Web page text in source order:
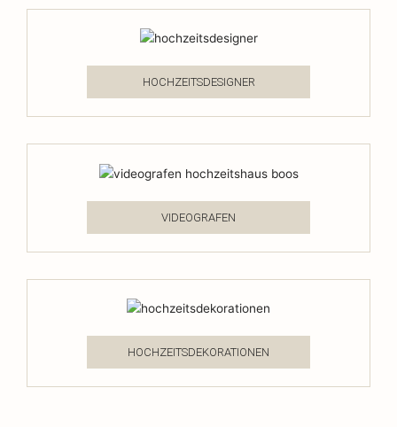
HOCHZEITSDESIGNER
VIDEOGRAFEN
HOCHZEITSDEKORATIONEN